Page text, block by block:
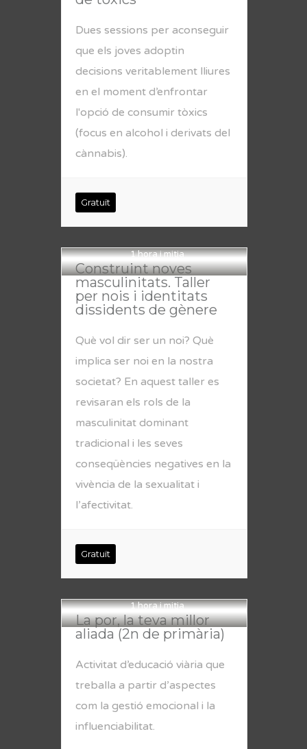
Dues sessions per aconseguir
que els joves adoptin
decisions veritablement lliures
en el moment d’enfrontar
l'opció de consumir tòxics
(focus en alcohol i derivats del
cànnabis).
Gratuït
1 hora i mitja
Construint noves
masculinitats. Taller
per nois i identitats
dissidents de gènere
Què vol dir ser un noi? Què
implica ser noi en la nostra
societat? En aquest taller es
revisaran els rols de la
masculinitat dominant
tradicional i les seves
conseqüències negatives en la
vivència de la sexualitat i
l’afectivitat.
Gratuït
1 hora i mitja
La por, la teva millor
aliada (2n de primària)
Activitat d’educació viària que
treballa a partir d’aspectes
com la gestió emocional i la
influenciabilitat.